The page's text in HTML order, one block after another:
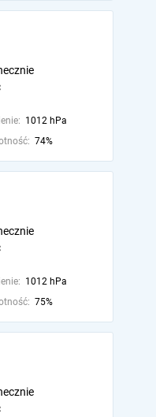
1012 hPa
74%
1012 hPa
75%